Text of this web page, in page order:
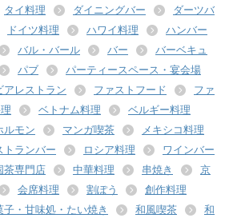
タイ料理 ダイニングバー
ダーツバ
ドイツ料理 ハワイ料理
ハンバー
バル・バール バー
バーベキュ
パブ
パーティースペース・宴会場
アレストラン ファストフード
ファ
ベトナム料理
ベルギー料理
ルモン マンガ喫茶
メキシコ料理
トランバー ロシア料理
ワインバー
茶専門店 中華料理 串焼き
京
会席料理 割ぽう
創作料理
子・甘味処・たい焼き 和風喫茶
和